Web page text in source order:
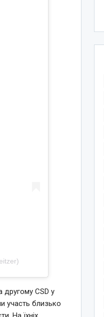
другому CSD у
участь близько